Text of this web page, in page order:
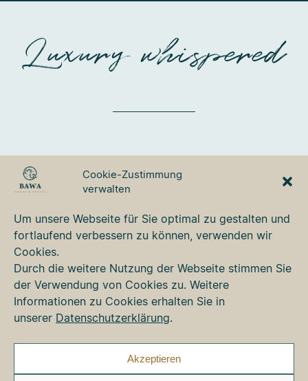
Cookie-Zustimmung
verwalten
Um unsere Webseite für Sie optimal zu gestalten und
fortlaufend verbessern zu können, verwenden wir
Cookies.
Durch die weitere Nutzung der Webseite stimmen Sie
der Verwendung von Cookies zu. Weitere
Informationen zu Cookies erhalten Sie in
unserer Datenschutzerklärung.
Akzeptieren
Luxury whispered
GmbH
Tel. +49 8331 76 42 49
bawa@bawa.de
www.bawa.de
Kontakt
Newsletter
Datenschutz